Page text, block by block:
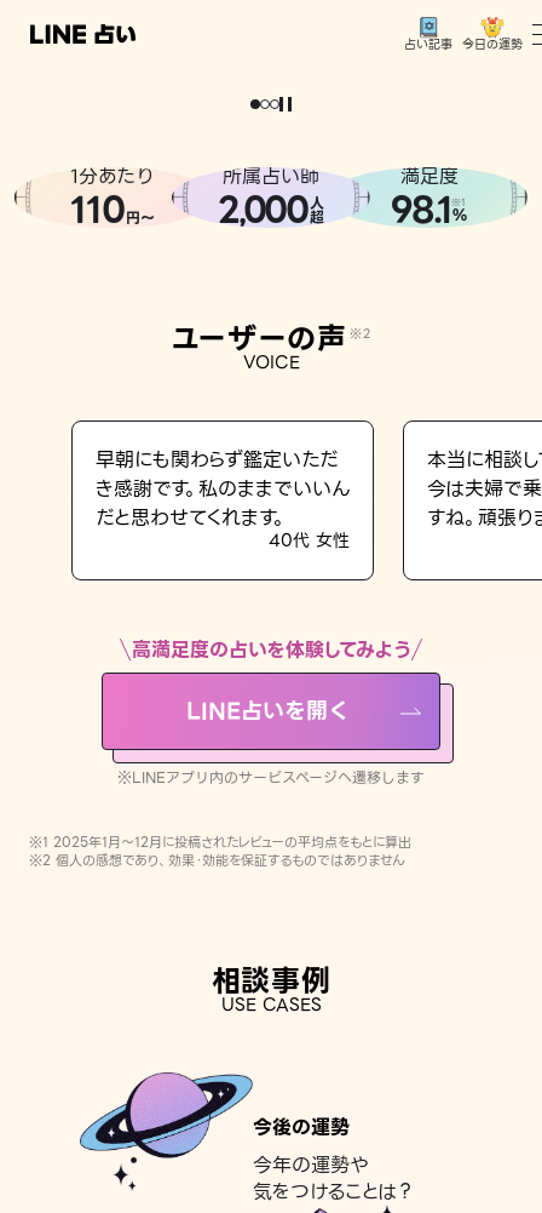
占い記事 今日の運勢
相談事例
LINE占いを開く
※LINEアプリ内のサービスページへ遷移します
どうせなら
。
1分あたり
110円〜
所属占い師
2,000人
超
満足度
98.1※1
%
ユーザーの声 ※2
VOICE
早朝にも関わらず鑑定いただ
き感謝です。私のままでいいん
だと思わせてくれます。
40代 女性
本当に相談し
今は夫婦で
すね。頑張り
高満足度の占いを体験してみよう
LINE占いを開く
※LINEアプリ内のサービスページへ遷移します
※1 2025年1月〜12月に投稿されたレビューの平均点をもとに算出
※2 個人の感想であり、効果・効能を保証するものではありません
相談事例
USE CASES
今後の運勢
今年の運勢や
気をつけることは？